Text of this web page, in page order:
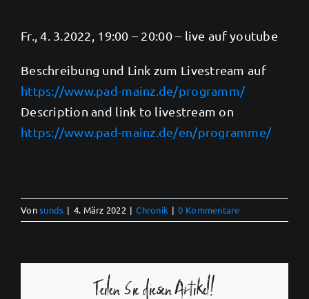
Fr., 4. 3.2022, 19:00 – 20:00 – live auf youtube
Beschreibung und Link zum Livestream auf
https://www.pad-mainz.de/programm/
Description and link to livestream on
https://www.pad-mainz.de/en/programme/
Vonsunds | 4. März 2022 | Chronik | 0 Kommentare
Teilen Sie diesen Artikel!